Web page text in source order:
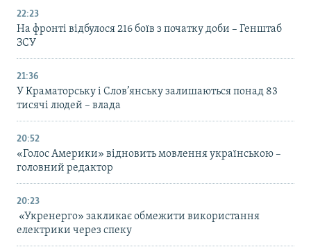
22:23
На фронті відбулося 216 боїв з початку доби – Генштаб
ЗСУ
21:36
У Краматорську і Слов’янську залишаються понад 83
тисячі людей – влада
20:52
«Голос Америки» відновить мовлення українською –
головний редактор
20:23
«Укренерго» закликає обмежити використання
електрики через спеку